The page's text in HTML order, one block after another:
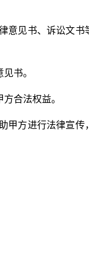
意见书、诉讼文书
书。
合法权益。
甲方进行法律宣传